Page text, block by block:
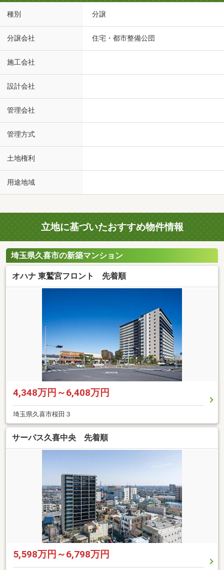
種別 分譲
分譲会社 住宅・都市整備公団
施工会社
設計会社
管理会社
管理方式
土地権利
用途地域
立地に基づいたおすすめ物件情報
埼玉県久喜市の新築マンション
オハナ 東鷲宮フロント 先着順
4,348万円～6,408万円
埼玉県久喜市桜田３
サーパス久喜中央 先着順
5,598万円～6,798万円